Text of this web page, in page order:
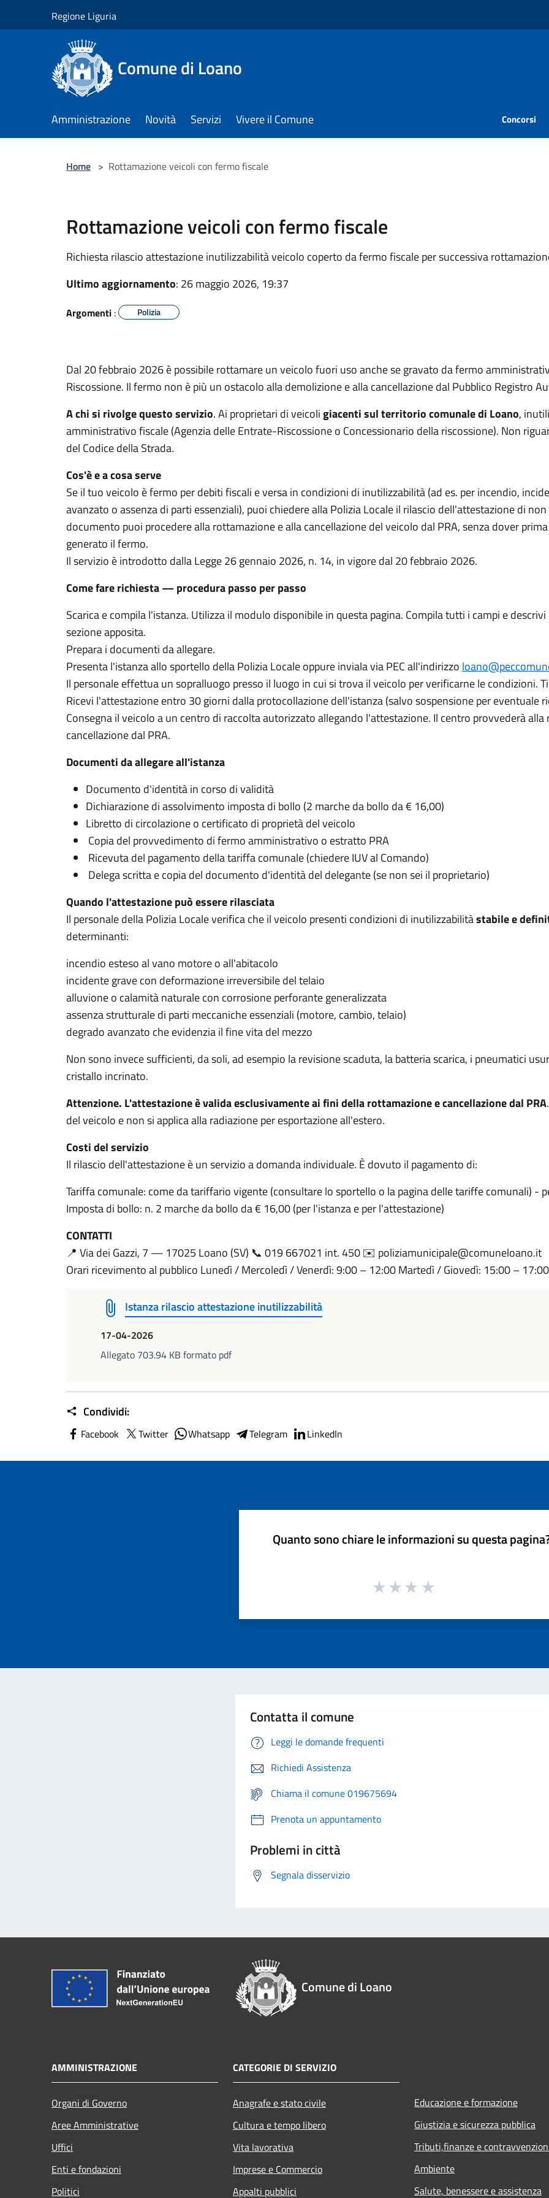
Regione Liguria
Comune di Loano
Amministrazione Novità Servizi Vivere il Comune Concorsi
Home > Rottamazione veicoli con fermo fiscale
Rottamazione veicoli con fermo fiscale
Richiesta rilascio attestazione inutilizzabilità veicolo coperto da fermo fiscale per successiva
Ultimo aggiornamento: 26 maggio 2026, 19:37
Argomenti : Polizia
Dal 20 febbraio 2026 è possibile rottamare un veicolo fuori uso anche se gravato da fermo
Riscossione. Il fermo non è più un ostacolo alla demolizione e alla cancellazione dal Pubblico Registro
A chi si rivolge questo servizio. Ai proprietari di veicoligiacenti sul territorio comunale di Loano,
amministrativo fiscale (Agenzia delle Entrate-Riscossione o Concessionario della riscossione). Non
del Codice della Strada.
Cos'è e a cosa serve
Se il tuo veicolo è fermo per debiti fiscali e versa in condizioni di inutilizzabilità (ad es. per incendio,
avanzato o assenza di parti essenziali), puoi chiedere alla Polizia Locale il rilascio dell'attestazione di
documento puoi procedere alla rottamazione e alla cancellazione del veicolo dal PRA, senza dover
generato il fermo.
Il servizio è introdotto dalla Legge 26 gennaio 2026, n. 14, in vigore dal 20 febbraio 2026.
Come fare richiesta — procedura passo per passo
Scarica e compila l'istanza. Utilizza il modulo disponibile in questa pagina. Compila tutti i campi e
sezione apposita.
Prepara i documenti da allegare.
Presenta l'istanza allo sportello della Polizia Locale oppure inviala via PEC all'indirizzo
Il personale effettua un sopralluogo presso il luogo in cui si trova il veicolo per verificarne le condizioni.
Ricevi l'attestazione entro 30 giorni dalla protocollazione dell'istanza (salvo sospensione per eventuale
Consegna il veicolo a un centro di raccolta autorizzato allegando l'attestazione. Il centro provvederà
cancellazione dal PRA.
Documenti da allegare all'istanza
Documento d'identità in corso di validità
Dichiarazione di assolvimento imposta di bollo (2 marche da bollo da € 16,00)
Libretto di circolazione o certificato di proprietà del veicolo
Copia del provvedimento di fermo amministrativo o estratto PRA
Ricevuta del pagamento della tariffa comunale (chiedere IUV al Comando)
Delega scritta e copia del documento d'identità del delegante (se non sei il proprietario)
Quando l'attestazione può essere rilasciata
Il personale della Polizia Locale verifica che il veicolo presenti condizioni di inutilizzabilitàstabile e
determinanti:
incendio esteso al vano motore o all'abitacolo
incidente grave con deformazione irreversibile del telaio
alluvione o calamità naturale con corrosione perforante generalizzata
assenza strutturale di parti meccaniche essenziali (motore, cambio, telaio)
degrado avanzato che evidenzia il fine vita del mezzo
Non sono invece sufficienti, da soli, ad esempio la revisione scaduta, la batteria scarica, i pneumatici
cristallo incrinato.
Attenzione. L'attestazione è valida esclusivamente ai fini della rottamazione e cancellazione dal PRA
del veicolo e non si applica alla radiazione per esportazione all'estero.
Costi del servizio
Il rilascio dell'attestazione è un servizio a domanda individuale. È dovuto il pagamento di:
Tariffa comunale: come da tariffario vigente (consultare lo sportello o la pagina delle tariffe comunali) -
Imposta di bollo: n. 2 marche da bollo da € 16,00 (per l'istanza e per l'attestazione)
CONTATTI
📍 Via dei Gazzi, 7 — 17025 Loano (SV) 📞 019 667021 int. 450 ✉️ poliziamunicipale@comuneloano.it
Orari ricevimento al pubblico Lunedì / Mercoledì / Venerdì: 9:00 – 12:00 Martedì / Giovedì: 15:00 – 17:00
Istanza rilascio attestazione inutilizzabilità
17-04-2026
Allegato 703.94 KB formato pdf
Condividi:
Facebook Twitter Whatsapp Telegram LinkedIn
Quanto sono chiare le informazioni su questa
Contatta il comune
Leggi le domande frequenti
Richiedi Assistenza
Chiama il comune 019675694
Prenota un appuntamento
Problemi in città
Segnala disservizio
Comune di Loano
AMMINISTRAZIONE
Organi di Governo
Aree Amministrative
Uffici
Enti e fondazioni
Politici
CATEGORIE DI SERVIZIO
Anagrafe e stato civile
Cultura e tempo libero
Vita lavorativa
Imprese e Commercio
Appalti pubblici
Educazione e formazione
Giustizia e sicurezza pubblica
Tributi,finanze e
Ambiente
Salute, benessere e assistenza